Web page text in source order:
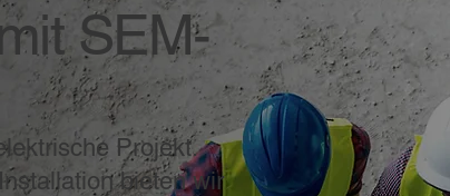
SEM-
Projekt.
bieten wir